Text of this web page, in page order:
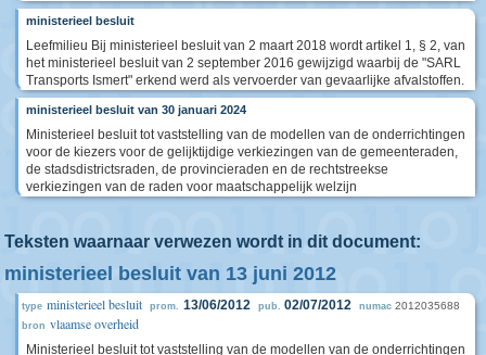
ministerieel besluit
Leefmilieu Bij ministerieel besluit van 2 maart 2018 wordt artikel 1, § 2, van
het ministerieel besluit van 2 september 2016 gewijzigd waarbij de "SARL
Transports Ismert" erkend werd als vervoerder van gevaarlijke afvalstoffen.
ministerieel besluit van 30 januari 2024
Ministerieel besluit tot vaststelling van de modellen van de onderrichtingen
voor de kiezers voor de gelijktijdige verkiezingen van de gemeenteraden,
de stadsdistrictsraden, de provincieraden en de rechtstreekse
verkiezingen van de raden voor maatschappelijk welzijn
Teksten waarnaar verwezen wordt in dit document:
ministerieel besluit van 13 juni 2012
type ministerieel besluit prom. 13/06/2012 pub. 02/07/2012 numac 2012035688
bron vlaamse overheid
Ministerieel besluit tot vaststelling van de modellen van de onderrichtingen